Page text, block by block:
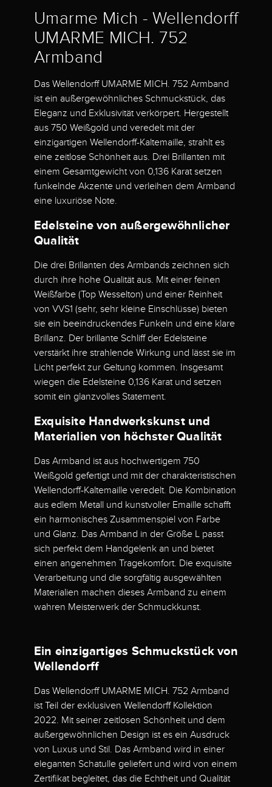
Umarme Mich - Wellendorff
UMARME MICH. 752
Armband
Das Wellendorff UMARME MICH. 752 Armband
ist ein außergewöhnliches Schmuckstück, das
Eleganz und Exklusivität verkörpert. Hergestellt
aus 750 Weißgold und veredelt mit der
einzigartigen Wellendorff-Kaltemaille, strahlt es
eine zeitlose Schönheit aus. Drei Brillanten mit
einem Gesamtgewicht von 0,136 Karat setzen
funkelnde Akzente und verleihen dem Armband
eine luxuriöse Note.
Edelsteine von außergewöhnlicher
Qualität
Die drei Brillanten des Armbands zeichnen sich
durch ihre hohe Qualität aus. Mit einer feinen
Weißfarbe (Top Wesselton) und einer Reinheit
von VVS1 (sehr, sehr kleine Einschlüsse) bieten
sie ein beeindruckendes Funkeln und eine klare
Brillanz. Der brillante Schliff der Edelsteine
verstärkt ihre strahlende Wirkung und lässt sie im
Licht perfekt zur Geltung kommen. Insgesamt
wiegen die Edelsteine 0,136 Karat und setzen
somit ein glanzvolles Statement.
Exquisite Handwerkskunst und
Materialien von höchster Qualität
Das Armband ist aus hochwertigem 750
Weißgold gefertigt und mit der charakteristischen
Wellendorff-Kaltemaille veredelt. Die Kombination
aus edlem Metall und kunstvoller Emaille schafft
ein harmonisches Zusammenspiel von Farbe
und Glanz. Das Armband in der Größe L passt
sich perfekt dem Handgelenk an und bietet
einen angenehmen Tragekomfort. Die exquisite
Verarbeitung und die sorgfältig ausgewählten
Materialien machen dieses Armband zu einem
wahren Meisterwerk der Schmuckkunst.
Ein einzigartiges Schmuckstück von
Wellendorff
Das Wellendorff UMARME MICH. 752 Armband
ist Teil der exklusiven Wellendorff Kollektion
2022. Mit seiner zeitlosen Schönheit und dem
außergewöhnlichen Design ist es ein Ausdruck
von Luxus und Stil. Das Armband wird in einer
eleganten Schatulle geliefert und wird von einem
Zertifikat begleitet, das die Echtheit und Qualität